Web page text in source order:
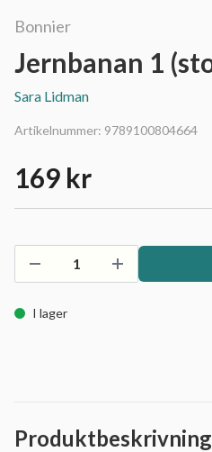
Bonnier
Jernbanan 1
Sara Lidman
Artikelnummer: 9789100804664
169 kr
I lager
Produktbeskrivning